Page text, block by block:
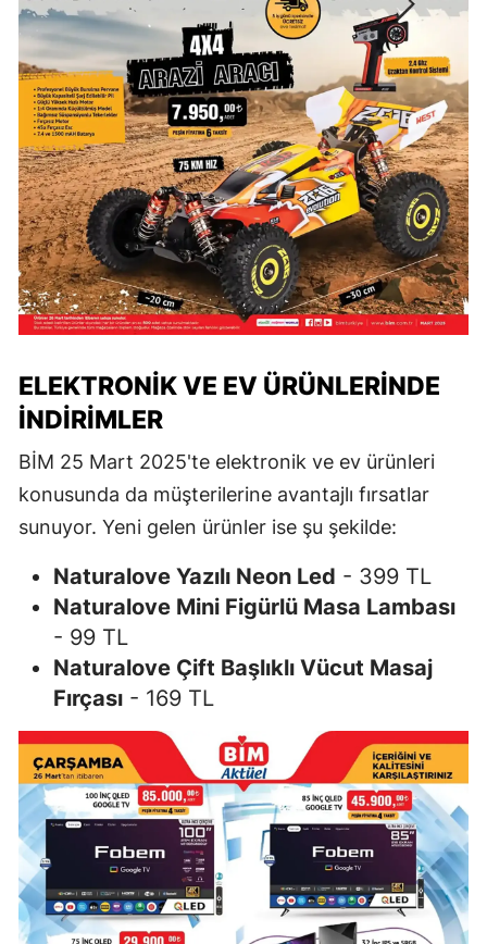
ELEKTRONIK VE EV ÜRÜNLERINDE
İNDIRIMLER
BİM 25 Mart 2025'te elektronik ve ev ürünleri
konusunda da müşterilerine avantajlı fırsatlar
sunuyor. Yeni gelen ürünler ise şu şekilde:
Naturalove Yazılı Neon Led - 399 TL
Naturalove Mini Figürlü Masa Lambası
- 99 TL
Naturalove Çift Başlıklı Vücut Masaj
Fırçası - 169 TL